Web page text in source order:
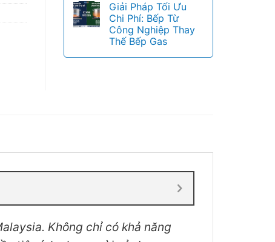
Giải Pháp Tối Ưu
Chi Phí: Bếp Từ
Công Nghiệp Thay
Thế Bếp Gas
Không chỉ có khả năng